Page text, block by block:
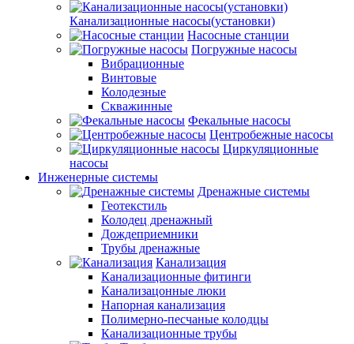
Канализационные насосы(установки)
Насосные станции
Погружные насосы
Вибрационные
Винтовые
Колодезные
Скважинные
Фекальные насосы
Центробежные насосы
Циркуляционные
насосы
Инженерные системы
Дренажные системы
Геотекстиль
Колодец дренажный
Дождеприемники
Трубы дренажные
Канализация
Канализационные фитинги
Канализацонные люки
Напорная канализация
Полимерно-песчаные колодцы
Канализационные трубы